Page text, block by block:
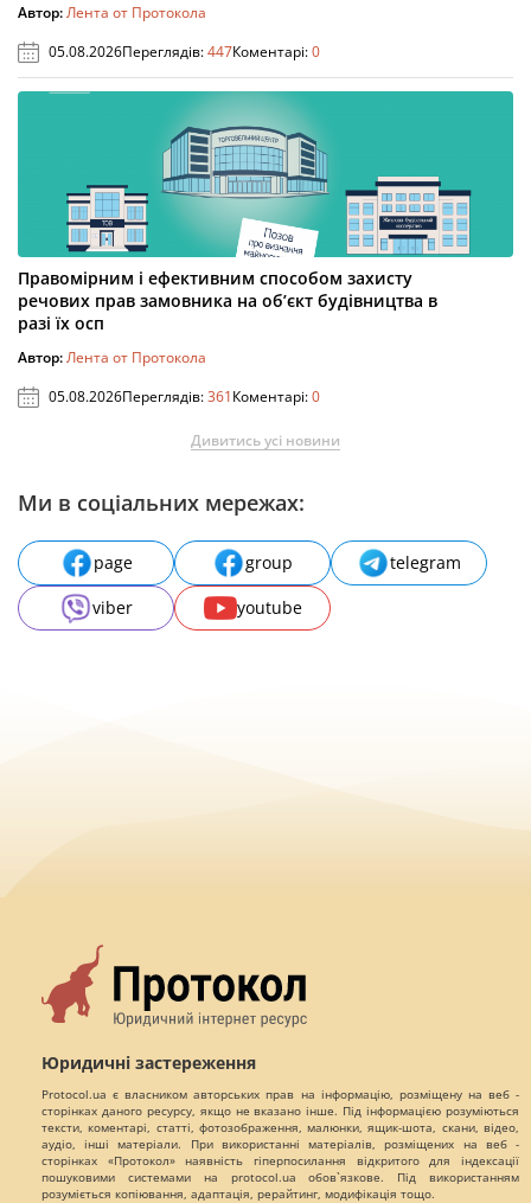
Автор:Лента от Протокола
05.08.2026Переглядів:447Коментарі:0
Правомірним і ефективним способом захисту
речових прав замовника на об’єкт будівництва в
разі їх осп
Автор:Лента от Протокола
05.08.2026Переглядів:361Коментарі:0
Дивитись усі новини
Ми в соціальних мережах:
page group
telegram
viber
youtube
Юридичні застереження
Protocol.ua є власником авторських прав на інформацію, розміщену на веб -
сторінках даного ресурсу, якщо не вказано інше. Під інформацією розуміються
тексти, коментарі, статті, фотозображення, малюнки, ящик-шота, скани, відео,
аудіо, інші матеріали. При використанні матеріалів, розміщених на веб -
сторінках «Протокол» наявність гіперпосилання відкритого для індексації
пошуковими системами на protocol.ua обов`язкове. Під використанням
розуміється копіювання, адаптація, рерайтинг, модифікація тощо.